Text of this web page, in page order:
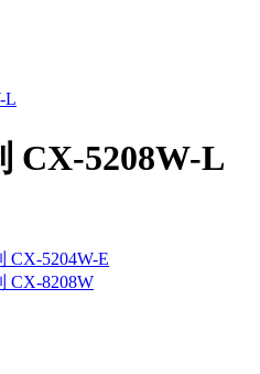
CX-5208W-L
CX-5204W-E
CX-8208W